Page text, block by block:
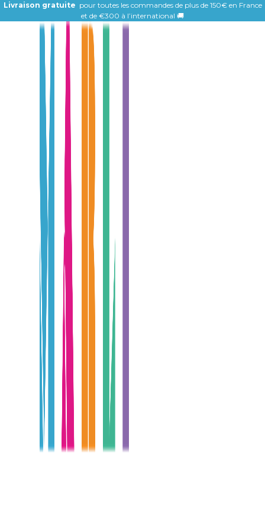
Livraison gratuite pour toutes les commandes de plus de 150€ en France
et de €300 à l’international 🚚